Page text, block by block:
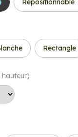
Repositionnable
Rectangle